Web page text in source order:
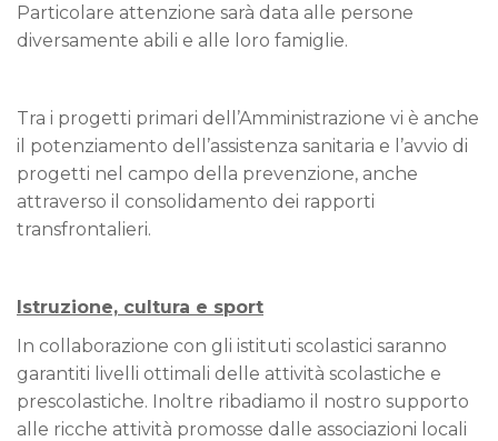
Particolare attenzione sarà data alle persone
diversamente abili e alle loro famiglie.
Tra i progetti primari dell’Amministrazione vi è anche
il potenziamento dell’assistenza sanitaria e l’avvio di
progetti nel campo della prevenzione, anche
attraverso il consolidamento dei rapporti
transfrontalieri.
Istruzione, cultura e sport
In collaborazione con gli istituti scolastici saranno
garantiti livelli ottimali delle attività scolastiche e
prescolastiche. Inoltre ribadiamo il nostro supporto
alle ricche attività promosse dalle associazioni locali